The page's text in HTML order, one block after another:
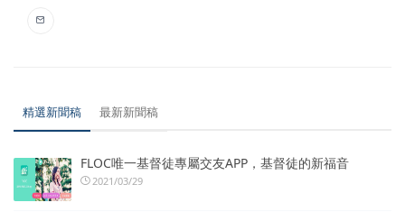
精選新聞稿 最新新聞稿
FLOC唯一基督徒專屬交友APP，基督徒的新福音
2021/03/29